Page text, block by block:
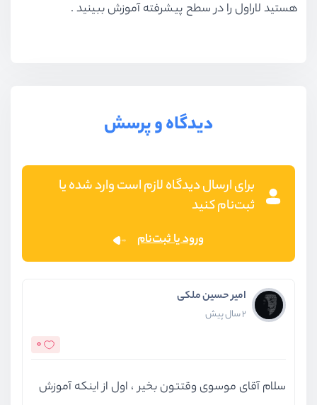
هستید لاراول را در سطح پیشرفته آموزش ببینید .
دیدگاه و پرسش
برای ارسال دیدگاه لازم است وارد شده یا
ثبت‌نام کنید
ورود یا ثبت‌نام
امیر حسین ملکی
2 سال پیش
0
سلام آقای موسوی وقتتون بخیر ، اول از اینکه آموزش